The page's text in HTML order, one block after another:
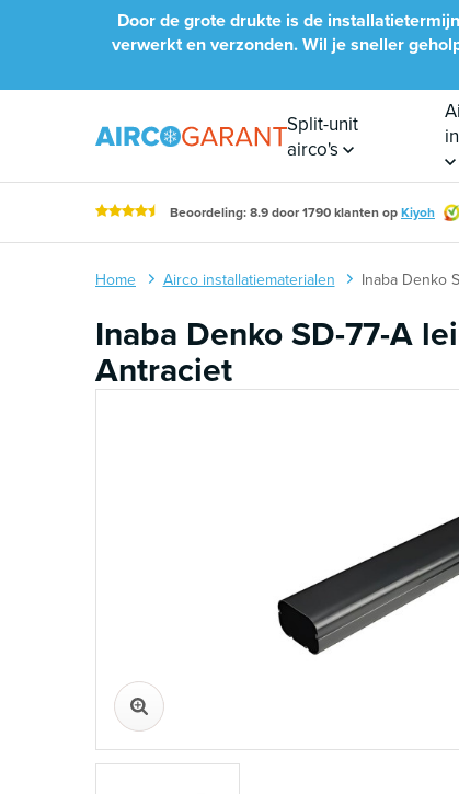
Door de grote drukte is de
verwerkt en verzonden. Wil je sneller
Split-unit
airco's
Beoordeling: 8.9 door 1790 klanten opKiyoh
Home Airco installatiematerialen Inaba Denko
Inaba Denko SD-77-A
Antraciet